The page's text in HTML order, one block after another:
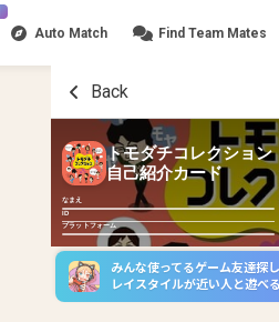
Auto Match Find Team Mates
Back
トモダチコレクション
自己紹介カード
なまえ
ID
プラットフォーム
みんな使ってるゲーム友達探
レイスタイルが近い人と遊べ